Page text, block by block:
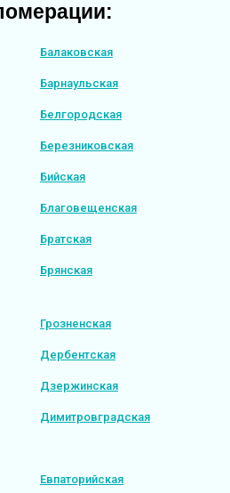
Балаковская
Барнаульская
Белгородская
Березниковская
Бийская
Благовещенская
Братская
Брянская
Грозненская
Дербентская
Дзержинская
Димитровградская
Евпаторийская